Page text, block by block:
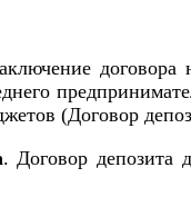
(Договор
. Договор депозита